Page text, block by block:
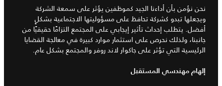
نحن نؤمن بأن أداءنا الجيد كموظفين يؤثر على سمعة الشركة
ويجعلها تبدو كشركة تحافظ على مسؤوليتها الاجتماعية بشكلٍ
أفضل. يتطلب إحداث تأثير إيجابي على المجتمع التزامًا حقيقيًا من
جانبنا، ولذلك نحرص على استثمار موارد كبيرة في معالجة القضايا
الرئيسية التي تؤثر على جاكوار لاند روفر والمجتمع بشكل عام.
إلهام مهندسي المستقبل